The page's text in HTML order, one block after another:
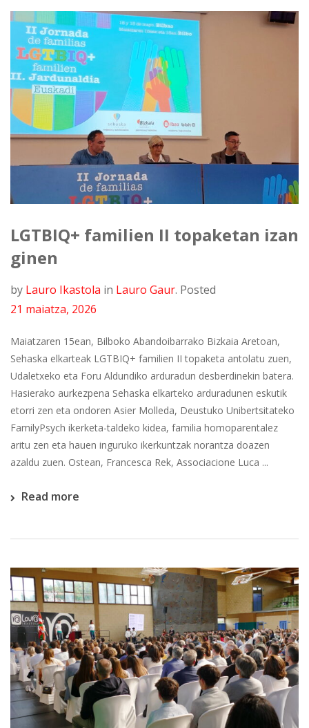
LGTBIQ+ familien II topaketan izan
ginen
by Lauro Ikastola in Lauro Gaur. Posted
21 maiatza, 2026
Maiatzaren 15ean, Bilboko Abandoibarrako Bizkaia Aretoan,
Sehaska elkarteak LGTBIQ+ familien II topaketa antolatu zuen,
Udaletxeko eta Foru Aldundiko arduradun desberdinekin batera.
Hasierako aurkezpena Sehaska elkarteko arduradunen eskutik
etorri zen eta ondoren Asier Molleda, Deustuko Unibertsitateko
FamilyPsych ikerketa-taldeko kidea, familia homoparentalez
aritu zen eta hauen inguruko ikerkuntzak norantza doazen
azaldu zuen. Ostean, Francesca Rek, Associacione Luca ...
Read more